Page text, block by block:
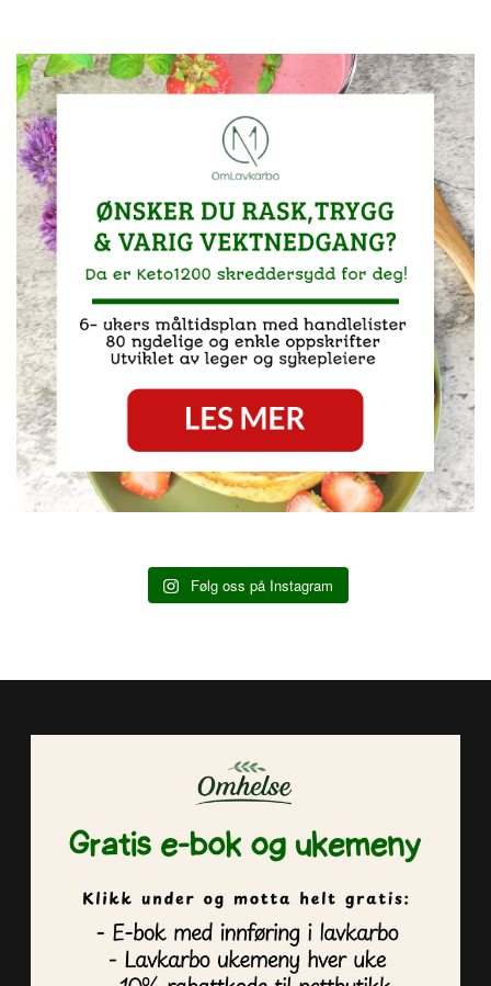
Følg oss på Instagram